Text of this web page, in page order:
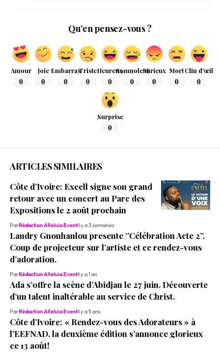
Qu’en pensez-vous ?
Amour
0
Joie
0
Embarras
0
Triste
0
Heureux
0
Somnolent
0
Furieux
0
Mort
0
Clin d'œil
0
Surprise
0
ARTICLES SIMILAIRES
‎Côte d’Ivoire: Excell signe son grand
retour avec un concert au Parc des
Expositions le 2 août prochain
ParRédaction Alleluia Eventil y a 3 semaines
Landry Gnonhanlou presente ‘’Célébration Acte 2’’.
Coup de projecteur sur l’artiste et ce rendez-vous
d’adoration.
ParRédaction Alleluia Eventil y a 1 an
Ada s’offre la scène d’Abidjan le 27 juin. Découverte
d’un talent inaltérable au service de Christ.
ParRédaction Alleluia Eventil y a 5 ans
Côte d’Ivoire: « Rendez-vous des Adorateurs » à
l’EEFNAD, la deuxième édition s’annonce glorieux
ce 13 août!